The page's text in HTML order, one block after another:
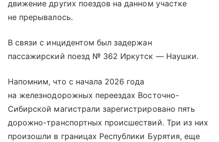
движение других поездов на данном участке
не прерывалось.
В связи с инцидентом был задержан
пассажирский поезд № 362 Иркутск — Наушки.
Напомним, что с начала 2026 года
на железнодорожных переездах Восточно-
Сибирской магистрали зарегистрировано пять
дорожно-транспортных происшествий. Три из них
произошли в границах Республики Бурятия, еще